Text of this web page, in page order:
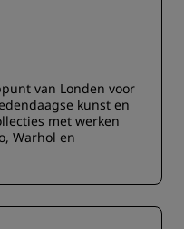
van Londen voor
kunst en
met werken
Warhol en